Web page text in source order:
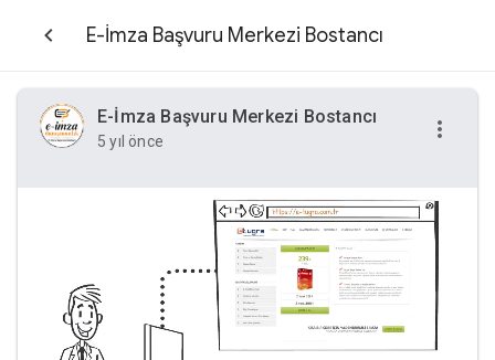
E-İmza Başvuru Merkezi Bostancı
E-İmza Başvuru Merkezi Bostancı
5 yıl önce